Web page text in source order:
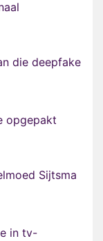
die deepfake
opgepakt
Sijtsma
in tv-